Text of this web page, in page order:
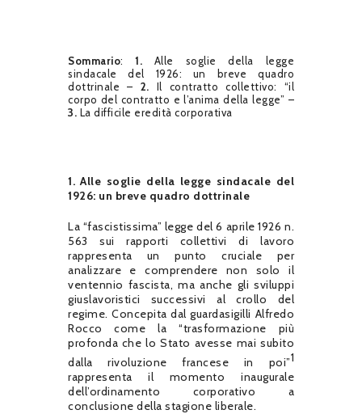
Sommario:1. Alle soglie della legge
sindacale del 1926: un breve quadro
dottrinale – 2. Il contratto collettivo: “il
corpo del contratto e l’anima della legge” –
3. La difficile eredità corporativa
1. Alle soglie della legge sindacale del
1926: un breve quadro dottrinale
La “fascistissima” legge del 6 aprile 1926 n.
563 sui rapporti collettivi di lavoro
rappresenta un punto cruciale per
analizzare e comprendere non solo il
ventennio fascista, ma anche gli sviluppi
giuslavoristici successivi al crollo del
regime. Concepita dal guardasigilli Alfredo
Rocco come la “trasformazione più
profonda che lo Stato avesse mai subito
dalla rivoluzione francese in poi”1
rappresenta il momento inaugurale
dell’ordinamento corporativo a
conclusione della stagione liberale.